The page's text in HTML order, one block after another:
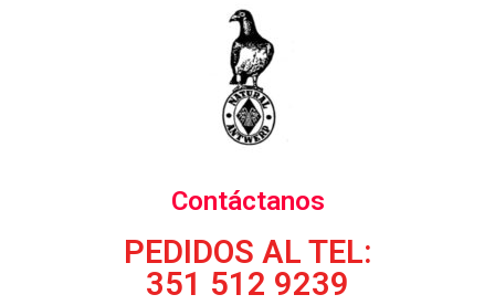
Contáctanos
PEDIDOS AL TEL:
351 512 9239